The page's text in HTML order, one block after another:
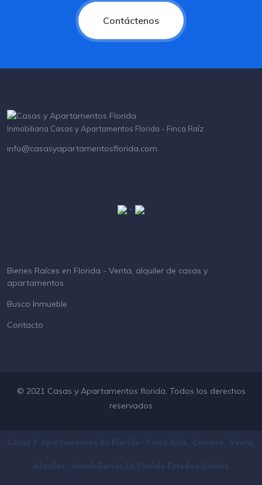
Contáctenos
Inmobiliaria Casas y Apartamentos Florida - Finca Raíz
info@casasyapartamentosflorida.com
-
Bienes Raíces en Florida - Venta, alquiler de casas y
apartamentos
Busco Inmueble
Contacto
© 2021 Casas y Apartamentos florida. Todos los derechos
reservados